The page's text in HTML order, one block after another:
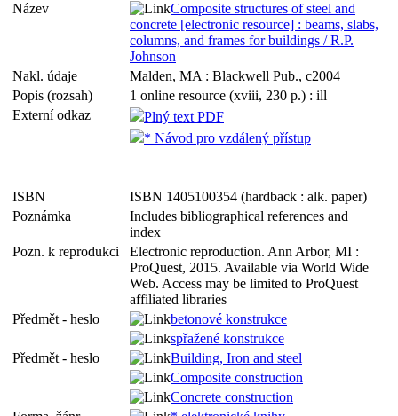
Název
Composite structures of steel and
concrete [electronic resource] : beams, slabs,
columns, and frames for buildings / R.P.
Johnson
Nakl. údaje
Malden, MA : Blackwell Pub., c2004
Popis (rozsah)
1 online resource (xviii, 230 p.) : ill
Externí odkaz
Plný text PDF
* Návod pro vzdálený přístup
ISBN
ISBN 1405100354 (hardback : alk. paper)
Poznámka
Includes bibliographical references and
index
Pozn. k reprodukci
Electronic reproduction. Ann Arbor, MI :
ProQuest, 2015. Available via World Wide
Web. Access may be limited to ProQuest
affiliated libraries
Předmět - heslo
betonové konstrukce
spřažené konstrukce
Předmět - heslo
Building, Iron and steel
Composite construction
Concrete construction